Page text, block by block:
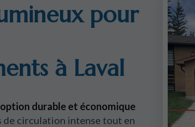
pour
à Laval
durable et économique
de circulation intense tout en